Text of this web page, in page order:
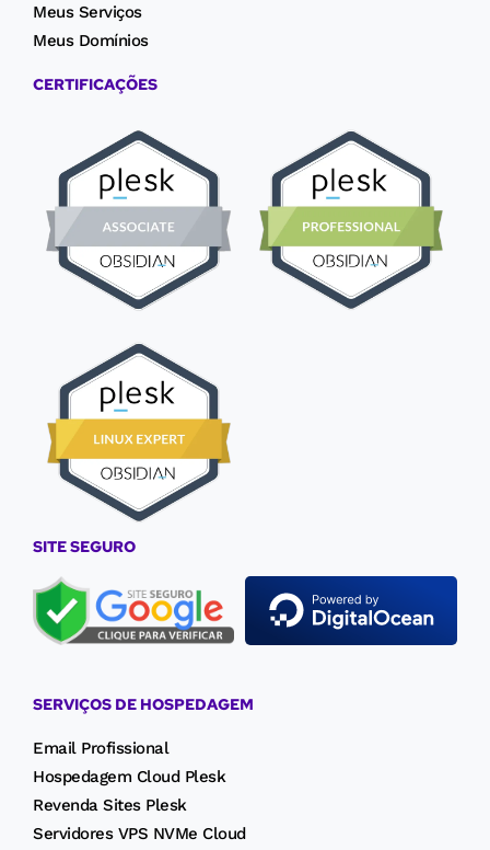
Meus Serviços
Meus Domínios
CERTIFICAÇÕES
SITE SEGURO
SERVIÇOS DE HOSPEDAGEM
Email Profissional
Hospedagem Cloud Plesk
Revenda Sites Plesk
Servidores VPS NVMe Cloud